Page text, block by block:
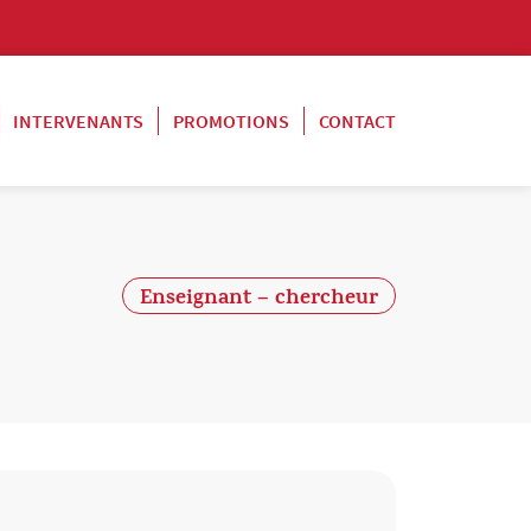
INTERVENANTS PROMOTIONS CONTACT
Enseignant – chercheur